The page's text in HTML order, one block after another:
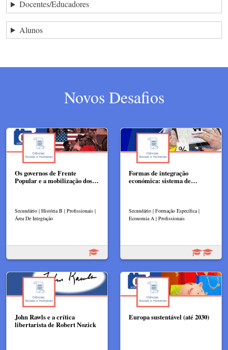
Docentes/Educadores
Alunos
Novos Desafios
Os governos de Frente
Popular e a mobilização dos…
Secundário | História B | Profissionais |
Área De Integração
Formas de integração
económica: sistema de…
Secundário | Formação Específica |
Economia A | Profissionais
John Rawls e a crítica
libertarista de Robert Nozick
Europa sustentável (até 2030)